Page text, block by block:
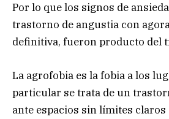
Por lo que los signos de
trastorno de angustia con
definitiva, fueron producto del
La agrofobia es la fobia a los
particular se trata de un
ante espacios sin límites